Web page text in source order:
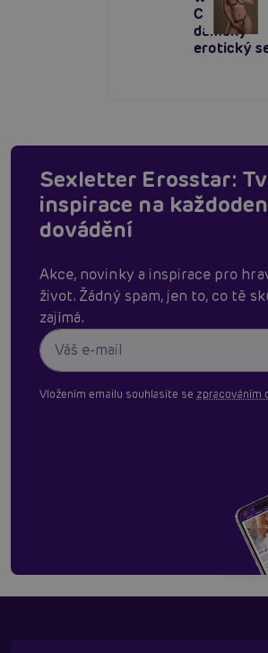
Cup,
dámský
erotický
Sexletter Erosstar:
inspirace na
dovádění
Akce, novinky a inspirace pro
život. Žádný spam, jen to, co tě
zajímá.
Vložením emailu souhlasíte se zpracováním